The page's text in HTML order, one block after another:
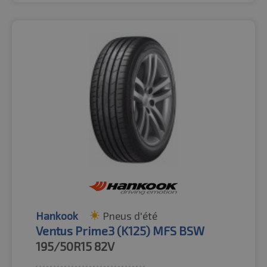
Hankook Pneus d'été
Ventus Prime3 (K125) MFS BSW
195/50R15 82V